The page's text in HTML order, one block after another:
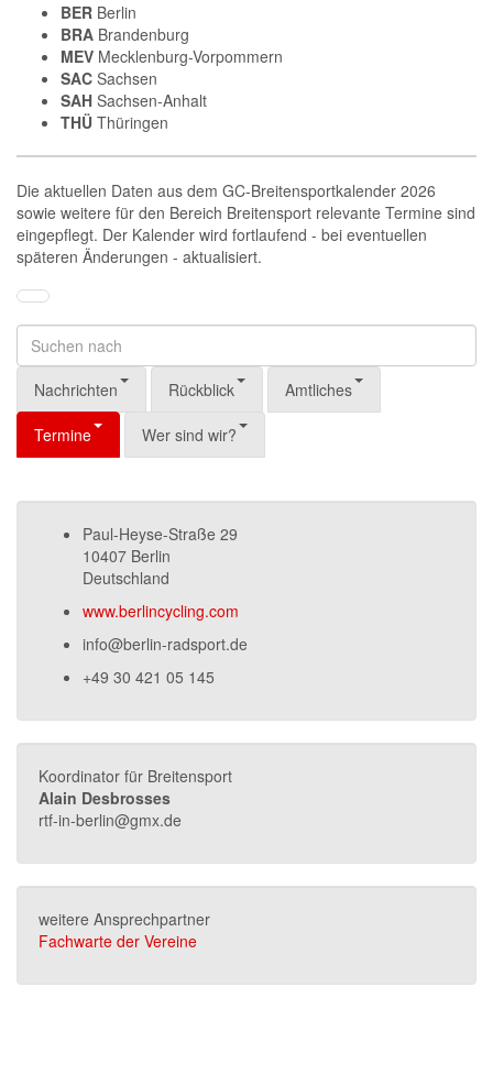
BER Berlin
BRA Brandenburg
MEV Mecklenburg-Vorpommern
SAC Sachsen
SAH Sachsen-Anhalt
THÜ Thüringen
Die aktuellen Daten aus dem GC-Breitensportkalender 2026
sowie weitere für den Bereich Breitensport relevante Termine sind
eingepflegt. Der Kalender wird fortlaufend - bei eventuellen
späteren Änderungen - aktualisiert.
Nachrichten Rückblick Amtliches
Termine Wer sind wir?
Paul-Heyse-Straße 29
10407 Berlin
Deutschland
www.berlincycling.com
info@berlin-radsport.de
+49 30 421 05 145
Koordinator für Breitensport
Alain Desbrosses
rtf-in-berlin@gmx.de
weitere Ansprechpartner
Fachwarte der Vereine